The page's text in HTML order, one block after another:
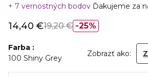
7 vernostných bodov Ďakujeme za
25%
14,40 €19,20 €
Farba
100 Shiny Grey
Zobrazť ako: